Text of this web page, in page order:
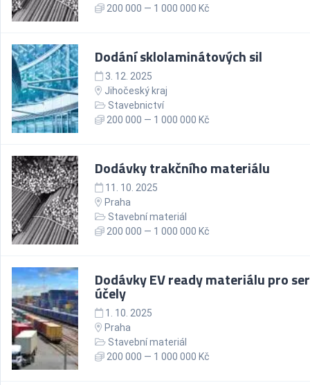
200 000 — 1 000 000 Kč
Dodání sklolaminátových sil
3. 12. 2025
Jihočeský kraj
Stavebnictví
200 000 — 1 000 000 Kč
Dodávky trakčního materiálu
11. 10. 2025
Praha
Stavební materiál
200 000 — 1 000 000 Kč
Dodávky EV ready materiálu pro
účely
1. 10. 2025
Praha
Stavební materiál
200 000 — 1 000 000 Kč